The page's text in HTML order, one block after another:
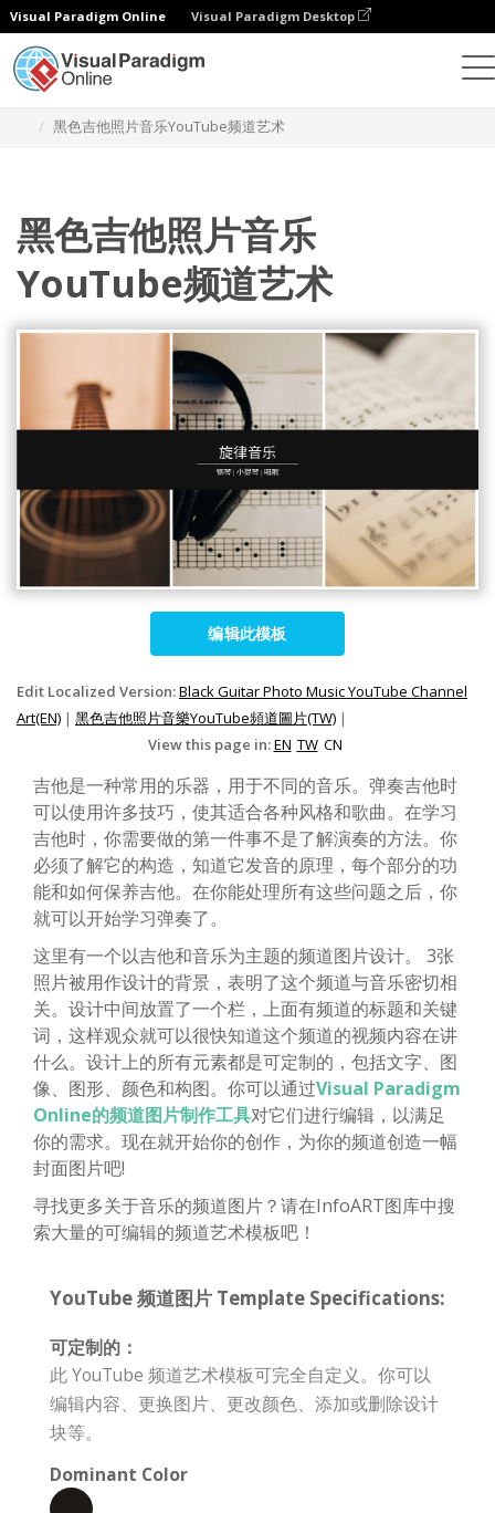
Visual Paradigm Online Visual Paradigm Desktop
黑色吉他照片音乐YouTube频道艺术
黑色吉他照片音乐
YouTube频道艺术
编辑此模板
Edit Localized Version:Black Guitar Photo Music YouTube Channel
Art(EN) | 黑色吉他照片音樂YouTube頻道圖片(TW) |
View this page in:EN TW CN
吉他是一种常用的乐器，用于不同的音乐。弹奏吉他时
可以使用许多技巧，使其适合各种风格和歌曲。在学习
吉他时，你需要做的第一件事不是了解演奏的方法。你
必须了解它的构造，知道它发音的原理，每个部分的功
能和如何保养吉他。在你能处理所有这些问题之后，你
就可以开始学习弹奏了。
这里有一个以吉他和音乐为主题的频道图片设计。 3张
照片被用作设计的背景，表明了这个频道与音乐密切相
关。设计中间放置了一个栏，上面有频道的标题和关键
词，这样观众就可以很快知道这个频道的视频内容在讲
什么。设计上的所有元素都是可定制的，包括文字、图
像、图形、颜色和构图。你可以通过Visual Paradigm
Online的频道图片制作工具对它们进行编辑，以满足
你的需求。现在就开始你的创作，为你的频道创造一幅
封面图片吧!
寻找更多关于音乐的频道图片？请在InfoART图库中搜
索大量的可编辑的频道艺术模板吧！
YouTube 频道图片 Template Specifications:
可定制的：
此 YouTube 频道艺术模板可完全自定义。你可以
编辑内容、更换图片、更改颜色、添加或删除设计
块等。
Dominant Color